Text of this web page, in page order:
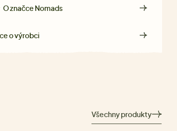
O značce Nomads
o výrobci
Všechny produkty